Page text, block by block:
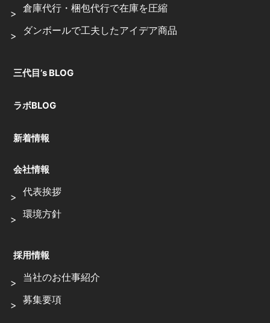
倉庫代行・梱包代行で在庫を圧縮
ダンボールで工夫したアイデア商品
三代目’s BLOG
ラボBLOG
新着情報
会社情報
代表挨拶
環境方針
採用情報
当社のお仕事紹介
募集要項